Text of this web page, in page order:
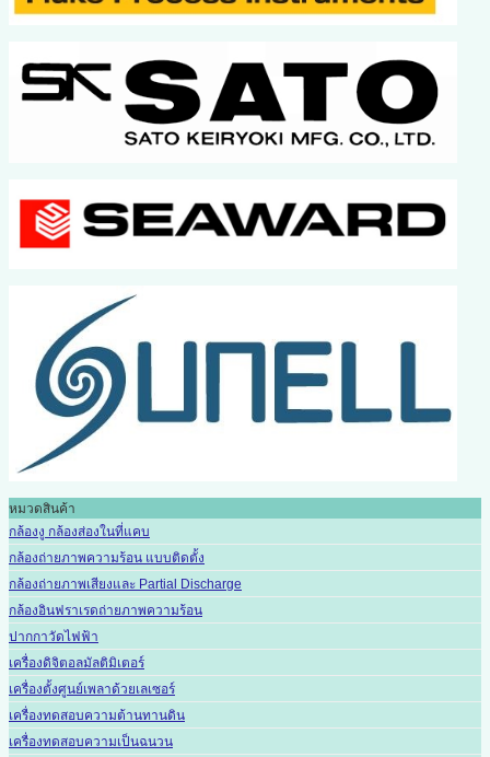
หมวดสินค้า
กล้องงู กล้องส่องในที่แคบ
กล้องถ่ายภาพความร้อน แบบติดตั้ง
กล้องถ่ายภาพเสียงและ Partial Discharge
กล้องอินฟราเรดถ่ายภาพความร้อน
ปากกาวัดไฟฟ้า
เครื่องดิจิตอลมัลติมิเตอร์
เครื่องตั้งศูนย์เพลาด้วยเลเซอร์
เครื่องทดสอบความต้านทานดิน
เครื่องทดสอบความเป็นฉนวน